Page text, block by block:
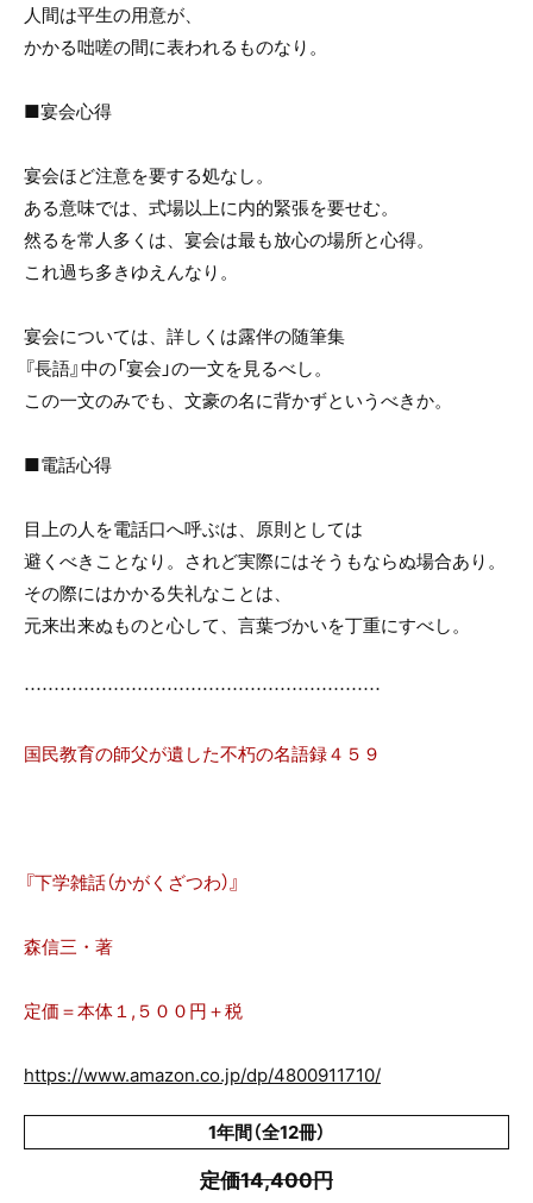
人間は平生の用意が、
かかる咄嗟の間に表われるものなり。
■宴会心得
宴会ほど注意を要する処なし。
ある意味では、式場以上に内的緊張を要せむ。
然るを常人多くは、宴会は最も放心の場所と心得。
これ過ち多きゆえんなり。
宴会については、詳しくは露伴の随筆集
『長語』中の「宴会」の一文を見るべし。
この一文のみでも、文豪の名に背かずというべきか。
■電話心得
目上の人を電話口へ呼ぶは、原則としては
避くべきことなり。されど実際にはそうもならぬ場合あり。
その際にはかかる失礼なことは、
元来出来ぬものと心して、言葉づかいを丁重にすべし。
……………………………………………………
国民教育の師父が遺した不朽の名語録４５９
『下学雑話（かがくざつわ）』
森信三・著
定価＝本体１,５００円＋税
https://www.amazon.co.jp/dp/4800911710/
1年間（全12冊）
定価14,400円